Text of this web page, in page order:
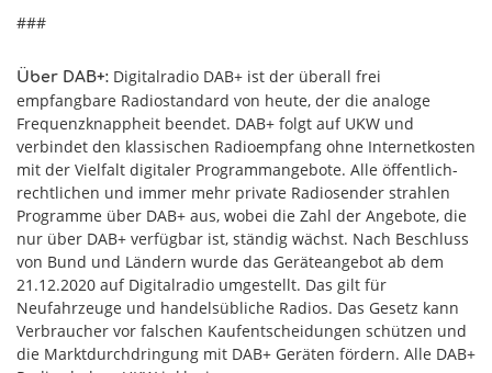
###
Über DAB+: Digitalradio DAB+ ist der überall frei
empfangbare Radiostandard von heute, der die analoge
Frequenzknappheit beendet. DAB+ folgt auf UKW und
verbindet den klassischen Radioempfang ohne Internetkosten
mit der Vielfalt digitaler Programmangebote. Alle öffentlich-
rechtlichen und immer mehr private Radiosender strahlen
Programme über DAB+ aus, wobei die Zahl der Angebote, die
nur über DAB+ verfügbar ist, ständig wächst. Nach Beschluss
von Bund und Ländern wurde das Geräteangebot ab dem
21.12.2020 auf Digitalradio umgestellt. Das gilt für
Neufahrzeuge und handelsübliche Radios. Das Gesetz kann
Verbraucher vor falschen Kaufentscheidungen schützen und
die Marktdurchdringung mit DAB+ Geräten fördern. Alle DAB+